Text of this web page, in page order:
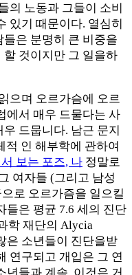
의 노동과 그들이 소비
있기 때문이다. 열심히
은 분명히 큰 비중을
것이지만 그 일을하
으며 오르가슴에 오르
에서 매우 드물다는 사
드뭅니다. 남근 문지
적 인 해부학에 관하여
보는 포즈, 나 정말로
여자들 (그리고 남성
로 오르가즘을 일으킬
들은 평균 7.6 세의 진단
학 재단의 Alycia
은 소년들이 진단을받
연구되고 개입은 그 연